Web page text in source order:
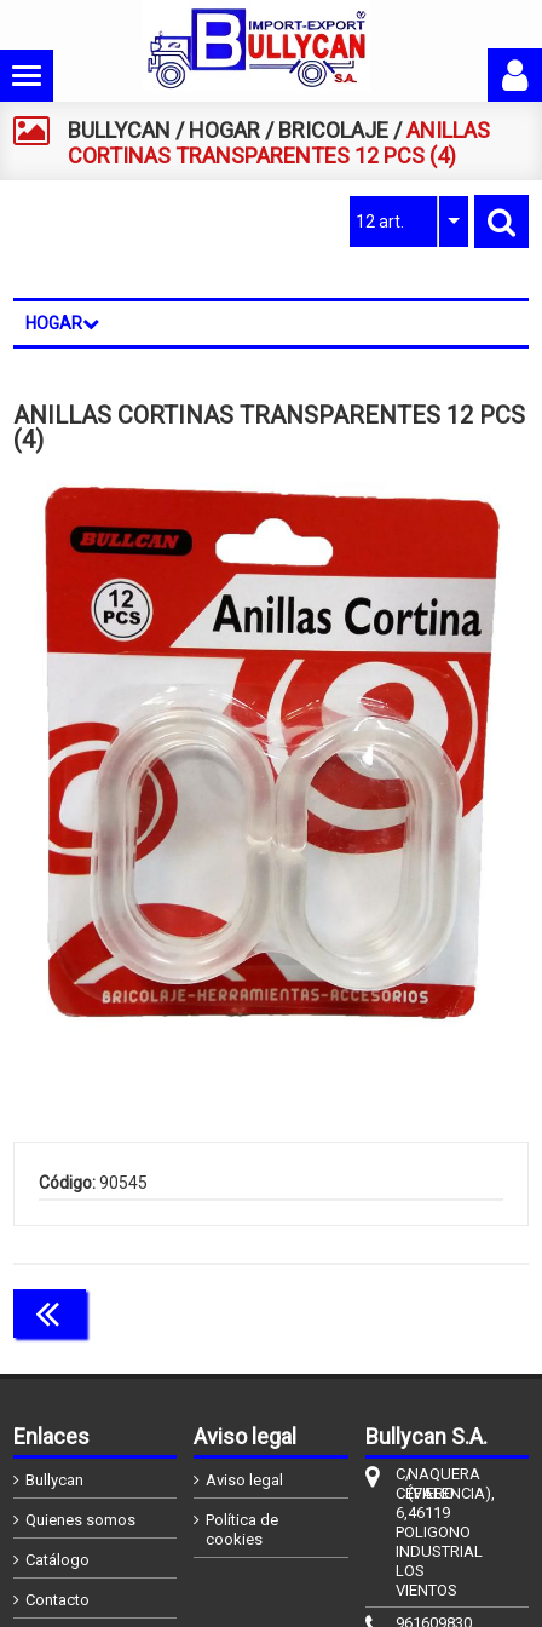
BULLYCAN /HOGAR /BRICOLAJE /ANILLAS
CORTINAS TRANSPARENTES 12 PCS (4)
12 art.
HOGAR
ANILLAS CORTINAS TRANSPARENTES 12 PCS
(4)
Código:90545
Enlaces
Bullycan
Quienes somos
Catálogo
Contacto
Aviso legal
Aviso legal
Política de
cookies
Bullycan S.A.
C/
CÉFIERO
6,
POLIGONO
INDUSTRIAL
LOS
VIENTOS
NAQUERA
(VALENCIA),
46119
961609830